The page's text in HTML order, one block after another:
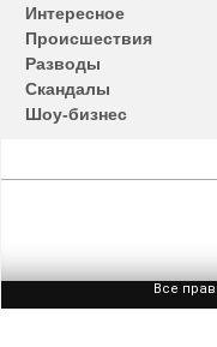
Интересное
Происшествия
Разводы
Скандалы
Шоу-бизнес
Все